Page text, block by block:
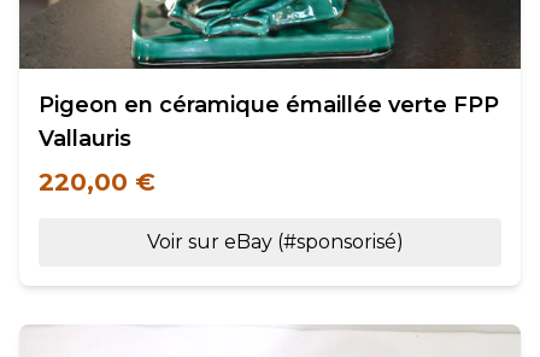
Pigeon en céramique émaillée verte FPP
Vallauris
220,00 €
Voir sur eBay (#sponsorisé)